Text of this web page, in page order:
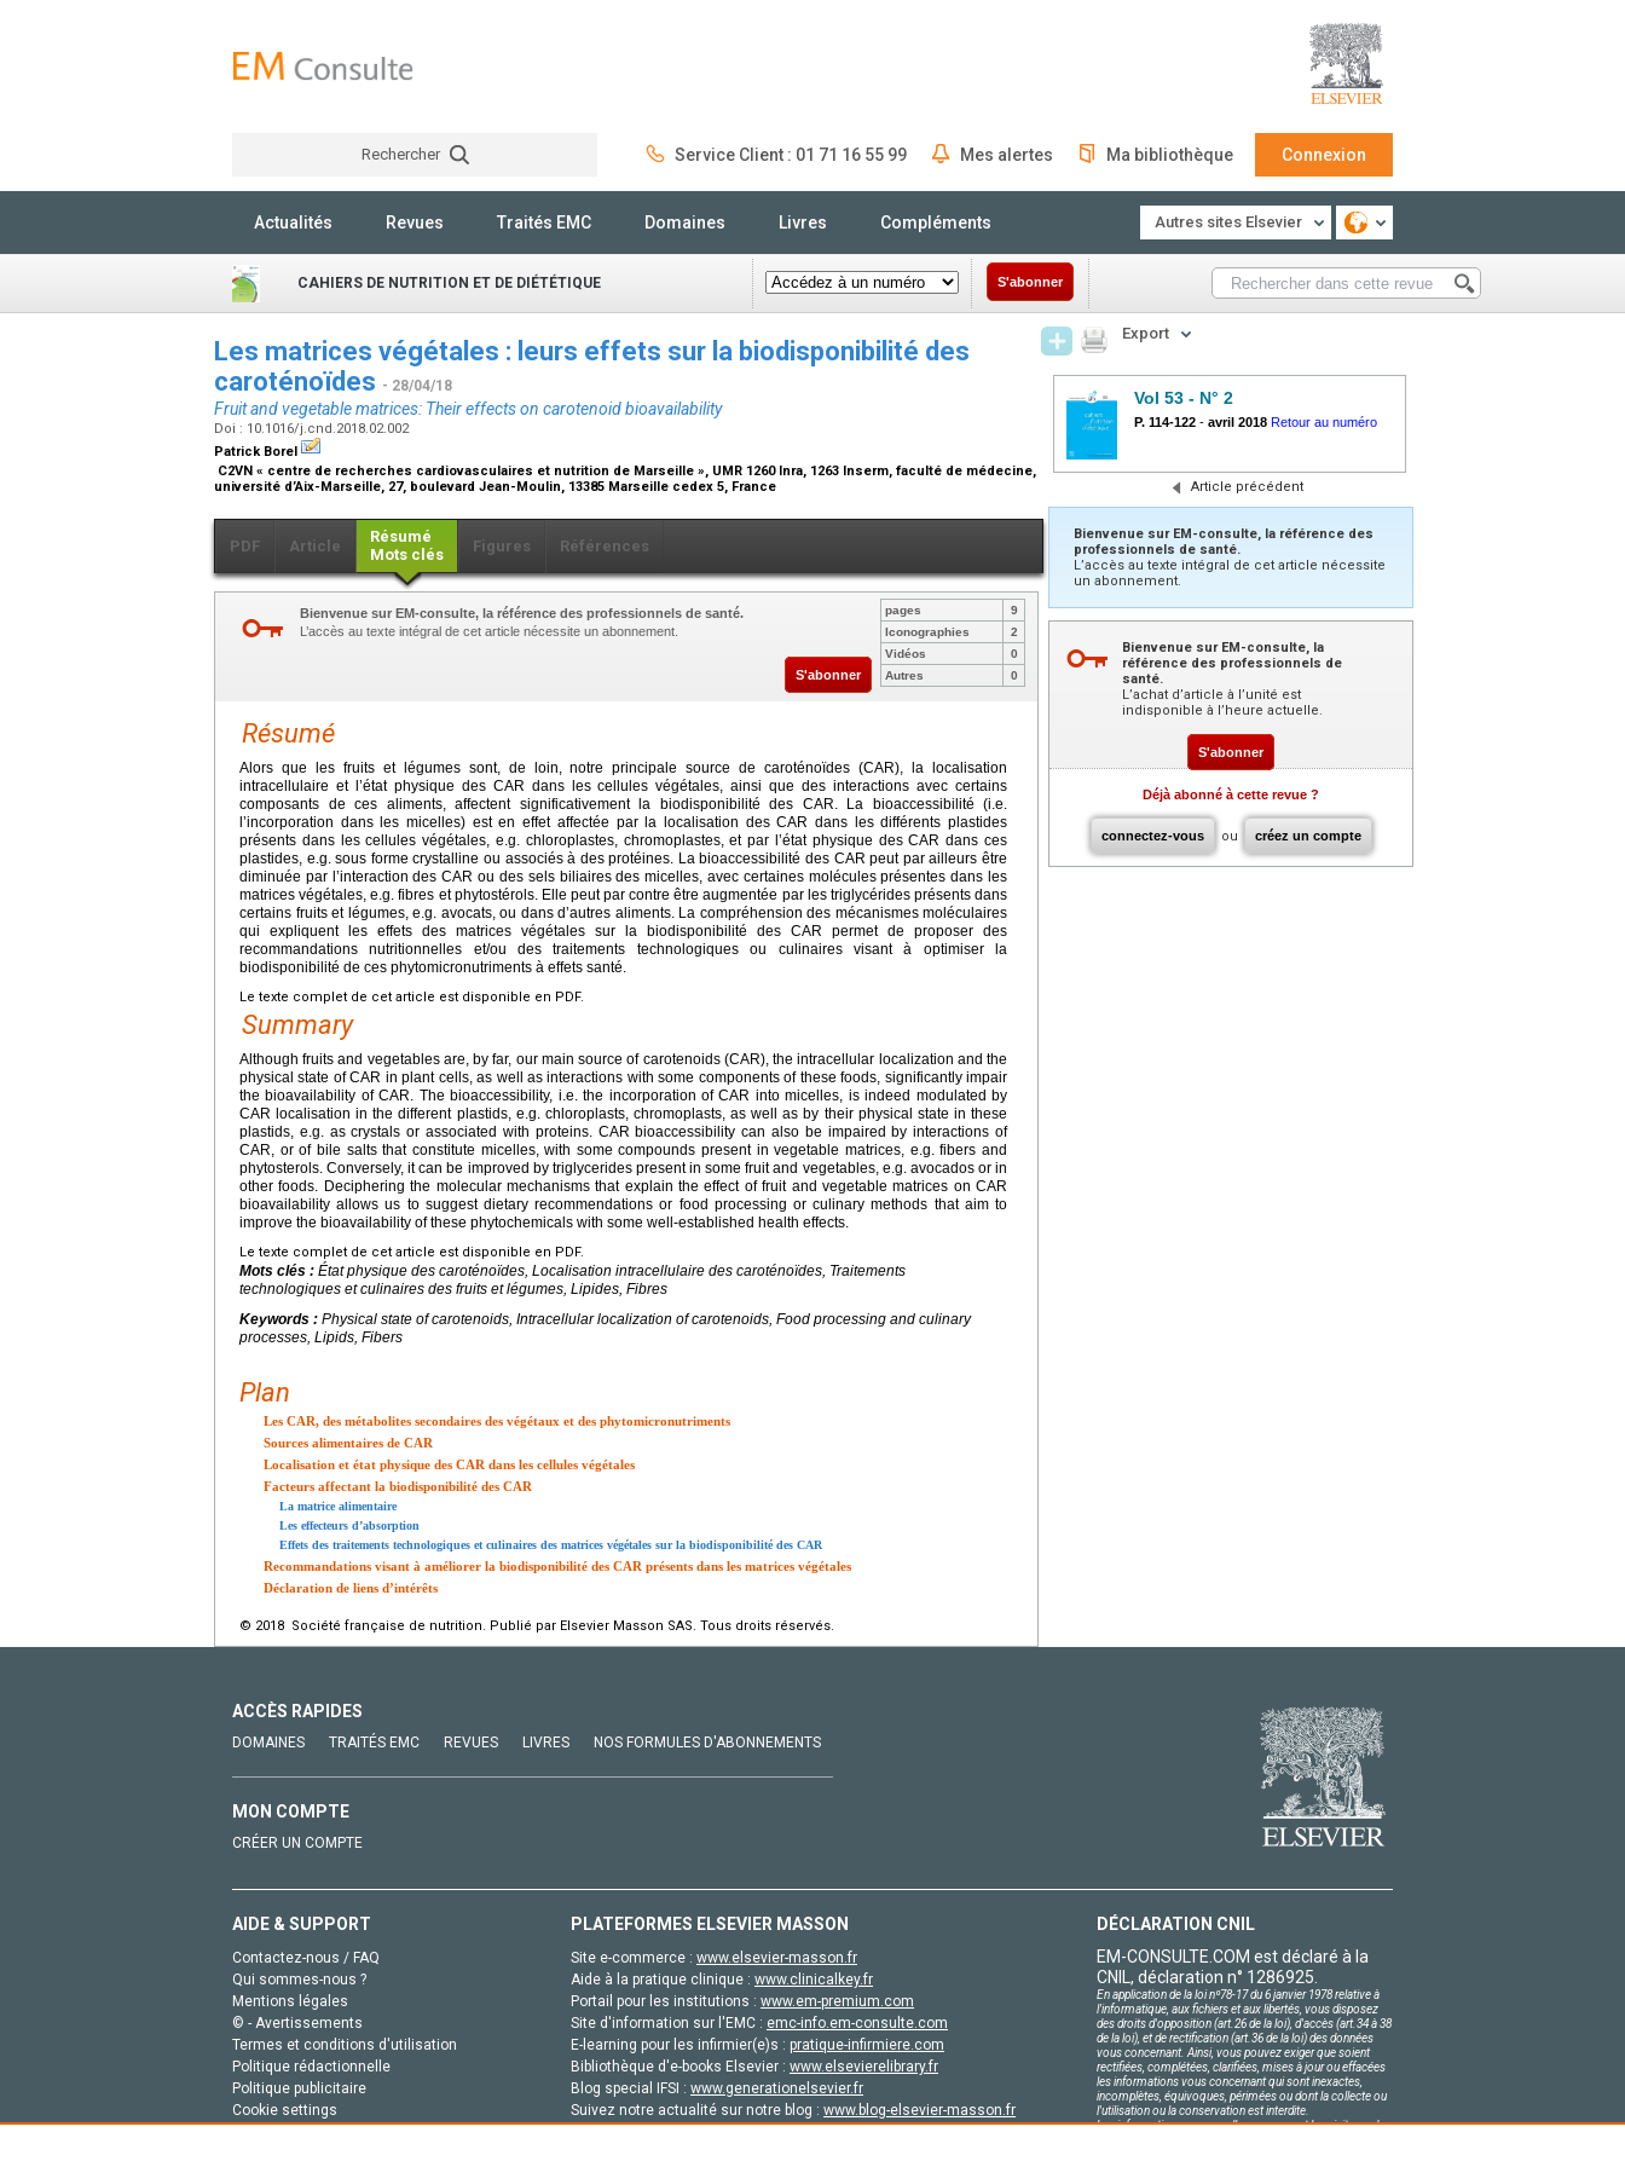
Rechercher Service Client : 01 71 16 55 99 Mes alertes Ma bibliothèque Connexion
Actualités Revues Traités EMC Domaines Livres Compléments Autres sites Elsevier
CAHIERS DE NUTRITION ET DE DIÉTÉTIQUE S'abonner
Les matrices végétales : leurs effets sur la biodisponibilité des
caroténoïdes - 28/04/18
Fruit and vegetable matrices: Their effects on carotenoid bioavailability
Doi : 10.1016/j.cnd.2018.02.002
Patrick Borel
C2VN « centre de recherches cardiovasculaires et nutrition de Marseille », UMR 1260 Inra, 1263 Inserm, faculté de médecine,
université d’Aix-Marseille, 27, boulevard Jean-Moulin, 13385 Marseille cedex 5, France
PDF Article
Résumé
Mots clés
Figures Références
Bienvenue sur EM-consulte, la référence des professionnels de santé.
L’accès au texte intégral de cet article nécessite un abonnement.
S'abonner
pages
9
Iconographies
2
Vidéos
0
Autres
0
Résumé
Alors que les fruits et légumes sont, de loin, notre principale source de caroténoïdes (CAR), la localisation
intracellulaire et l’état physique des CAR dans les cellules végétales, ainsi que des interactions avec certains
composants de ces aliments, affectent significativement la biodisponibilité des CAR. La bioaccessibilité (i.e.
l’incorporation dans les micelles) est en effet affectée par la localisation des CAR dans les différents plastides
présents dans les cellules végétales, e.g. chloroplastes, chromoplastes, et par l’état physique des CAR dans ces
plastides, e.g. sous forme crystalline ou associés à des protéines. La bioaccessibilité des CAR peut par ailleurs être
diminuée par l’interaction des CAR ou des sels biliaires des micelles, avec certaines molécules présentes dans les
matrices végétales, e.g. fibres et phytostérols. Elle peut par contre être augmentée par les triglycérides présents dans
certains fruits et légumes, e.g. avocats, ou dans d’autres aliments. La compréhension des mécanismes moléculaires
qui expliquent les effets des matrices végétales sur la biodisponibilité des CAR permet de proposer des
recommandations nutritionnelles et/ou des traitements technologiques ou culinaires visant à optimiser la
biodisponibilité de ces phytomicronutriments à effets santé.
Le texte complet de cet article est disponible en PDF.
Summary
Although fruits and vegetables are, by far, our main source of carotenoids (CAR), the intracellular localization and the
physical state of CAR in plant cells, as well as interactions with some components of these foods, significantly impair
the bioavailability of CAR. The bioaccessibility, i.e. the incorporation of CAR into micelles, is indeed modulated by
CAR localisation in the different plastids, e.g. chloroplasts, chromoplasts, as well as by their physical state in these
plastids, e.g. as crystals or associated with proteins. CAR bioaccessibility can also be impaired by interactions of
CAR, or of bile salts that constitute micelles, with some compounds present in vegetable matrices, e.g. fibers and
phytosterols. Conversely, it can be improved by triglycerides present in some fruit and vegetables, e.g. avocados or in
other foods. Deciphering the molecular mechanisms that explain the effect of fruit and vegetable matrices on CAR
bioavailability allows us to suggest dietary recommendations or food processing or culinary methods that aim to
improve the bioavailability of these phytochemicals with some well-established health effects.
Le texte complet de cet article est disponible en PDF.
Mots clés : État physique des caroténoïdes, Localisation intracellulaire des caroténoïdes, Traitements
technologiques et culinaires des fruits et légumes, Lipides, Fibres
Keywords : Physical state of carotenoids, Intracellular localization of carotenoids, Food processing and culinary
processes, Lipids, Fibers
Plan
Les CAR, des métabolites secondaires des végétaux et des phytomicronutriments
Sources alimentaires de CAR
Localisation et état physique des CAR dans les cellules végétales
Facteurs affectant la biodisponibilité des CAR
La matrice alimentaire
Les effecteurs d’absorption
Effets des traitements technologiques et culinaires des matrices végétales sur la biodisponibilité des CAR
Recommandations visant à améliorer la biodisponibilité des CAR présents dans les matrices végétales
Déclaration de liens d’intérêts
© 2018 Société française de nutrition. Publié par Elsevier Masson SAS. Tous droits réservés.
Export
Vol 53 - N° 2
P. 114-122 - avril 2018 Retour au numéro
Article précédent
Bienvenue sur EM-consulte, la référence des
professionnels de santé.
L’accès au texte intégral de cet article nécessite
un abonnement.
Bienvenue sur EM-consulte, la
référence des professionnels de
santé.
L’achat d’article à l’unité est
indisponible à l’heure actuelle.
S'abonner
Déjà abonné à cette revue ?
connectez-vous ou créez un compte
ACCÈS RAPIDES
DOMAINES TRAITÉS EMC REVUES LIVRES NOS FORMULES D'ABONNEMENTS
MON COMPTE
CRÉER UN COMPTE
AIDE & SUPPORT
Contactez-nous / FAQ
Qui sommes-nous ?
Mentions légales
© - Avertissements
Termes et conditions d'utilisation
Politique rédactionnelle
Politique publicitaire
Cookie settings
PLATEFORMES ELSEVIER MASSON
Site e-commerce : www.elsevier-masson.fr
Aide à la pratique clinique : www.clinicalkey.fr
Portail pour les institutions : www.em-premium.com
Site d'information sur l'EMC : emc-info.em-consulte.com
E-learning pour les infirmier(e)s : pratique-infirmiere.com
Bibliothèque d'e-books Elsevier : www.elsevierelibrary.fr
Blog special IFSI : www.generationelsevier.fr
Suivez notre actualité sur notre blog : www.blog-elsevier-masson.fr
DÉCLARATION CNIL
EM-CONSULTE.COM est déclaré à la
CNIL, déclaration n° 1286925.
En application de la loi nº78-17 du 6 janvier 1978 relative à
l'informatique, aux fichiers et aux libertés, vous disposez
des droits d'opposition (art.26 de la loi), d'accès (art.34 à 38
de la loi), et de rectification (art.36 de la loi) des données
vous concernant. Ainsi, vous pouvez exiger que soient
rectifiées, complétées, clarifiées, mises à jour ou effacées
les informations vous concernant qui sont inexactes,
incomplètes, équivoques, périmées ou dont la collecte ou
l'utilisation ou la conservation est interdite.
Les informations personnelles concernant les visiteurs de